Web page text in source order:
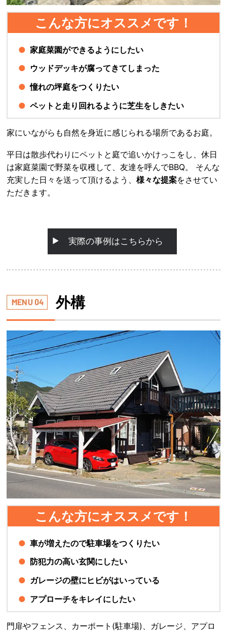
こんな方にオススメです！
家庭菜園ができるようにしたい
ウッドデッキが腐ってきてしまった
憧れの坪庭をつくりたい
ペットと走り回れるように芝生をしきたい
家にいながらも自然を身近に感じられる場所であるお庭。
平日は散歩代わりにペットと庭で追いかけっこをし、休日
は家庭菜園で野菜を収穫して、友達を呼んでBBQ。 そんな
充実した日々を送って頂けるよう、様々な提案をさせてい
ただきます。
実際の事例はこちらから
外構
こんな方にオススメです！
車が増えたので駐車場をつくりたい
防犯力の高い玄関にしたい
ガレージの壁にヒビがはいっている
アプローチをキレイにしたい
門扉やフェンス、カーポート(駐車場)、ガレージ、アプロ